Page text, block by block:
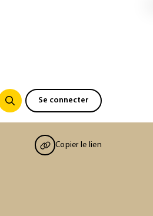
Se connecter
Copier le lien